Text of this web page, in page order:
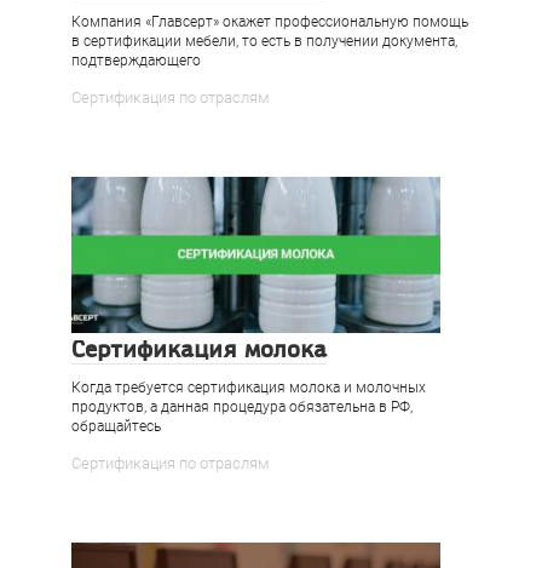
Компания «Главсерт» окажет профессиональную помощь
в сертификации мебели, то есть в получении документа,
подтверждающего
Сертификация по отраслям
Сертификация молока
Когда требуется сертификация молока и молочных
продуктов, а данная процедура обязательна в РФ,
обращайтесь
Сертификация по отраслям